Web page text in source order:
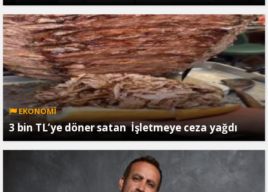
EKONOMİ
3 bin TL’ye döner satan İşletmeye ceza yağdı